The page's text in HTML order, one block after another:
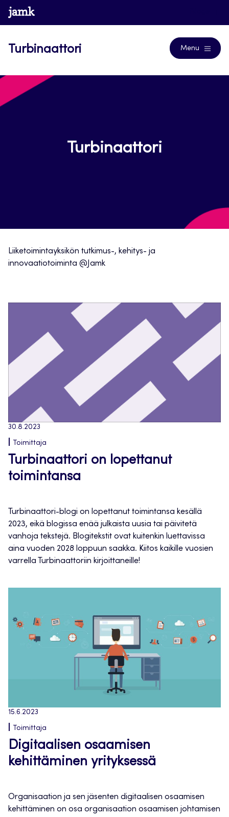
Siirry
suoraan
www.jamk.fi
Turbinaattori Menu
Turbinaattori
Liiketoimintayksikön tutkimus-, kehitys- ja
innovaatiotoiminta @Jamk
30.8.2023
Toimittaja
Turbinaattori on lopettanut
toimintansa
Turbinaattori-blogi on lopettanut toimintansa kesällä
2023, eikä blogissa enää julkaista uusia tai päivitetä
vanhoja tekstejä. Blogitekstit ovat kuitenkin luettavissa
aina vuoden 2028 loppuun saakka. Kiitos kaikille vuosien
varrella Turbinaattoriin kirjoittaneille!
15.6.2023
Toimittaja
Digitaalisen osaamisen
kehittäminen yrityksessä
Organisaation ja sen jäsenten digitaalisen osaamisen
kehittäminen on osa organisaation osaamisen johtamisen